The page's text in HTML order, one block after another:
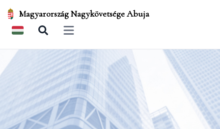
Magyarország Nagykövetsége Abuja
Open main menu